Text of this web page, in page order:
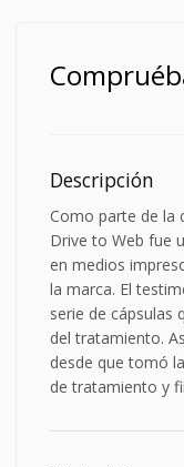
Descripción
Como parte de la
Drive to Web fue
en medios
la marca. El
serie de cápsulas
del tratamiento.
desde que tomó
de tratamiento y